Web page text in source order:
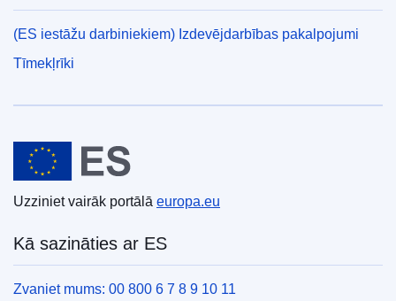
(ES iestāžu darbiniekiem) Izdevējdarbības pakalpojumi
Tīmekļrīki
Eiropas Savienība
Uzziniet vairāk portālā europa.eu
Kā sazināties ar ES
Zvaniet mums: 00 800 6 7 8 9 10 11